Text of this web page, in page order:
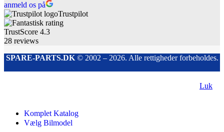
anmeld os på
Trustpilot
TrustScore 4.3
28 reviews
SPARE-PARTS.DK© 2002 – 2026. Alle rettigheder forbeholdes.
Luk
Komplet Katalog
Vælg Bilmodel